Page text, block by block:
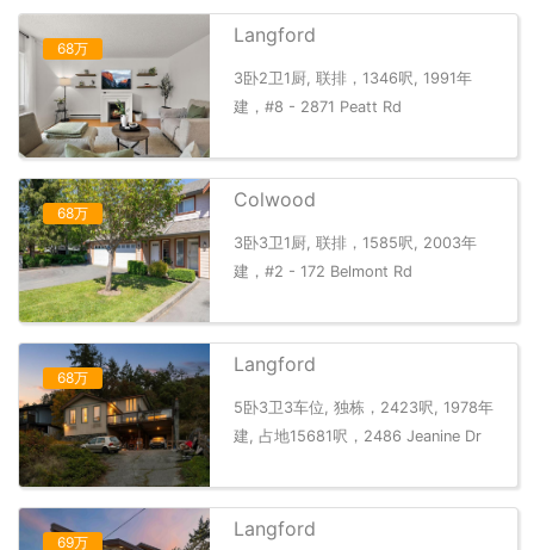
68万
Langford
3卧2卫1厨, 联排，1346呎, 1991年
建，#8 - 2871 Peatt Rd
68万
Colwood
3卧3卫1厨, 联排，1585呎, 2003年
建，#2 - 172 Belmont Rd
68万
Langford
5卧3卫3车位, 独栋，2423呎, 1978年
建, 占地15681呎，2486 Jeanine Dr
69万
Langford